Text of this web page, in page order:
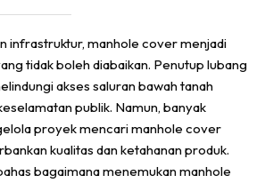
infrastruktur, manhole cover menjadi
tidak boleh diabaikan. Penutup lubang
akses saluran bawah tanah
publik. Namun, banyak
proyek mencari manhole cover
kualitas dan ketahanan produk.
bagaimana menemukan manhole